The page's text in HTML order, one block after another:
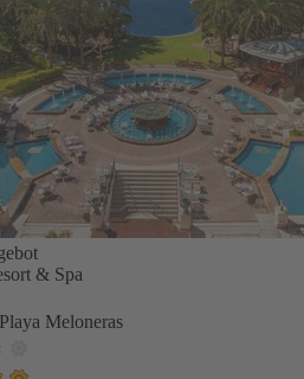
& Spa
Meloneras